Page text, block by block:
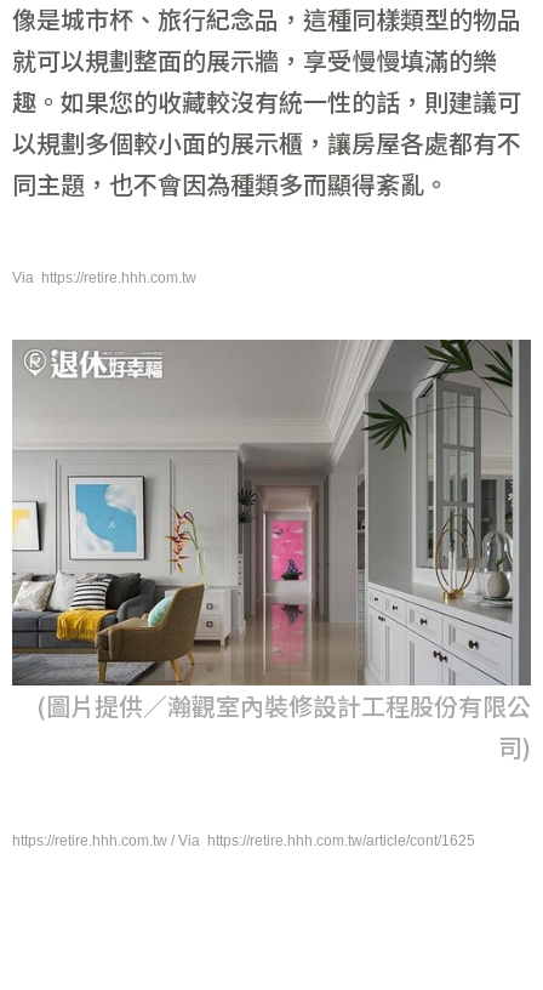
像是城市杯、旅行紀念品，這種同樣類型的物品
就可以規劃整面的展示牆，享受慢慢填滿的樂
趣。如果您的收藏較沒有統一性的話，則建議可
以規劃多個較小面的展示櫃，讓房屋各處都有不
同主題，也不會因為種類多而顯得紊亂。
Via https://retire.hhh.com.tw
(圖片提供／瀚觀室內裝修設計工程股份有限公
司)
https://retire.hhh.com.tw / Via https://retire.hhh.com.tw/article/cont/1625